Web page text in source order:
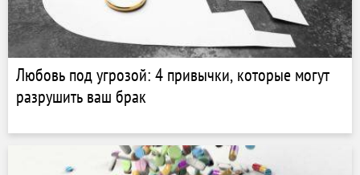
Любовь под угрозой: 4 привычки, которые могут
разрушить ваш брак